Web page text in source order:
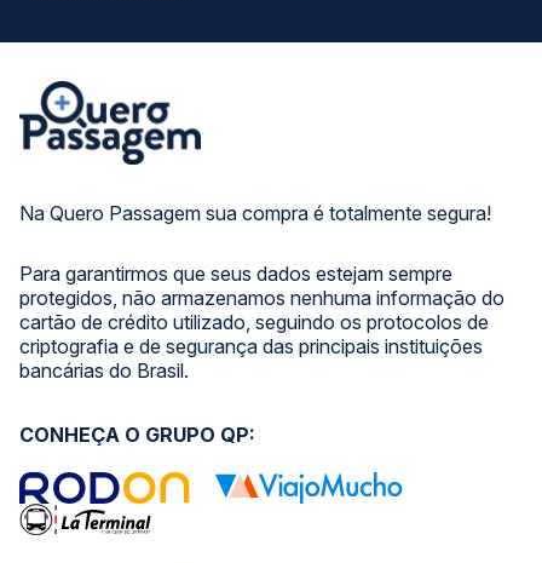
Na Quero Passagem sua compra é totalmente segura!
Para garantirmos que seus dados estejam sempre
protegidos, não armazenamos nenhuma informação do
cartão de crédito utilizado, seguindo os protocolos de
criptografia e de segurança das principais instituições
bancárias do Brasil.
CONHEÇA O GRUPO QP: